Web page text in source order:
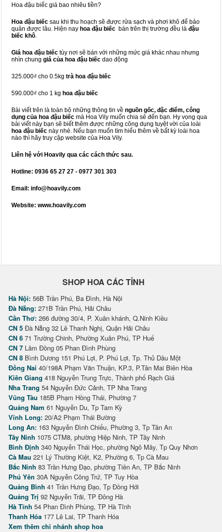
Hoa đậu biếc giá bao nhiêu tiền?
Hoa đậu biếc sau khi thu hoạch sẽ được rửa sạch và phơi khô để bảo
quản được lâu. Hiện nay hoa đậu biếc bán trên thị trường đều là đậu
biếc khô.
Giá hoa đậu biếc tùy nơi sẽ bán với những mức giá khác nhau nhưng
nhìn chung giá của hoa đậu biếc dao động
325.000₫ cho 0.5kg trà hoa đậu biếc
590.000₫ cho 1 kg hoa đậu biếc
Bài viết trên là toàn bộ những thông tin về nguồn gốc, đặc điểm, công
dụng của hoa đậu biếc mà Hoa Vily muốn chia sẻ đến bạn. Hy vọng qua
bài viết này bạn sẽ biết thêm được những công dụng tuyệt vời của loài
hoa đậu biếc này nhé. Nếu bạn muốn tìm hiểu thêm về bất kỳ loài hoa
nào thì hãy truy cập website của Hoa Vily.
Liên hệ với Hoavily qua các cách thức sau.
Hotline: 0936 65 27 27 - 0977 301 303
Email: info@hoavily.com
Website: www.hoavily.com
SHOP HOA CÁC TỈNH
Hà Nội: 56B Trần Phú, Ba Đình, Hà Nội
Đà Nẵng: 271B Trần Phú, Hải Châu
Cần Thơ: 266 đường 30/4, P. Xuân khánh, Q.Ninh Kiều
CN 5 Đà Nẵng 32 Lê Thanh Nghị, Quận Hải Châu
CN 6 71 Trường Chinh, Phường Xuân Phú, TP Huế
CN 7 Lâm Đồng 05 Phan Đình Phùng
CN 8 Bình Dương 151 Phú Lợi, P. Phú Lợi, Tp. Thủ Dầu Một
Đồng Nai 40/198A Phạm Văn Thuận, KP.3, P.Tân Mai Biên Hòa
Kiên Giang 418 Nguyễn Trung Trực, Thành phố Rạch Giá
Nha Trang 54 Nguyễn Đức Cảnh, TP Nha Trang
Vũng Tàu 185B Phạm Hồng Thái, Phường 7
Quảng Nam 61 Nguyễn Du, Tp Tam Kỳ
Vĩnh Long: 20/A2 Phạm Thái Bường
Long An: 163 Nguyễn Đình Chiểu, Phường 3, Tp Tân An
Tây Ninh 1075 CTM8, phường Hiệp Ninh, TP Tây Ninh
Bình Định 340 Nguyễn Thái Học, phường Ngô Mây, Tp Quy Nhơn
Cà Mau 221 Lý Thường Kiệt, K2, Phường 6, Tp Cà Mau
Bắc Ninh 83 Trần Hưng Đạo, phường Tiền An, TP Bắc Ninh
Phú Yên 30A Nguyễn Công Trứ, TP Tuy Hòa
Quảng Bình 41 Trần Hưng Đạo, Tp Đồng Hới
Quảng Trị 92 Nguyễn Trãi, TP Đông Hà
Hà Tĩnh 54 Phan Đình Phùng, TP Hà Tĩnh
Thanh Hóa 177 Lê Lai, TP Thanh Hóa
Xem thêm chi nhánh shop hoa